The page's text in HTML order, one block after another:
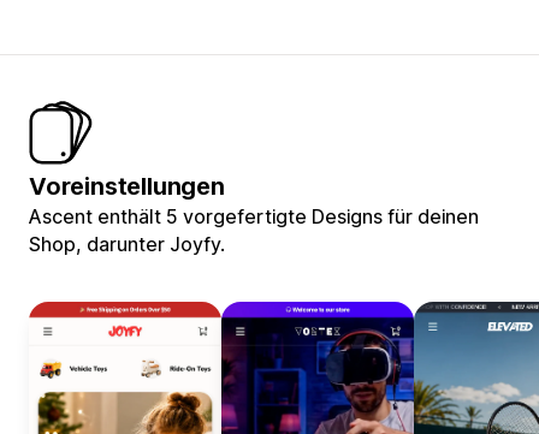
Voreinstellungen
Ascent enthält 5 vorgefertigte Designs für deinen
Shop, darunter Joyfy.